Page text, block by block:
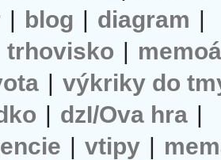
| blog | diagram |
trhovisko |
| výkriky do
| dzI/Ova hra |
| vtipy |